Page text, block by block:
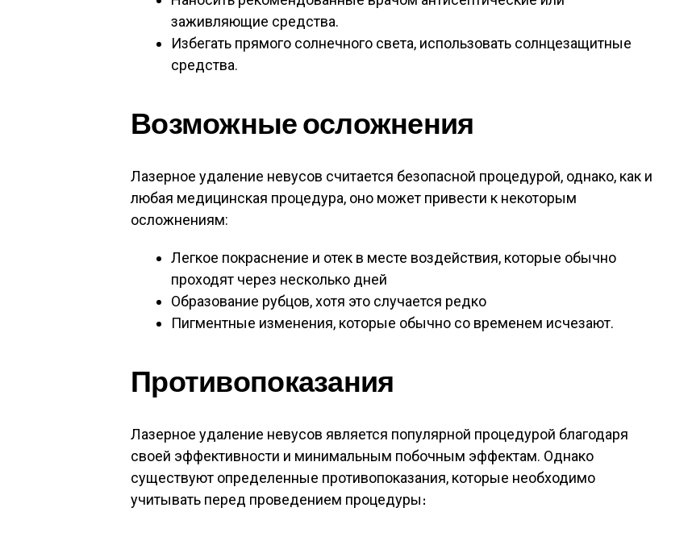
заживляющие средства.
Избегать прямого солнечного света, использовать солнцезащитные
средства.
Возможные осложнения
Лазерное удаление невусов считается безопасной процедурой, однако, как и
любая медицинская процедура, оно может привести к некоторым
осложнениям:
Легкое покраснение и отек в месте воздействия, которые обычно
проходят через несколько дней
Образование рубцов, хотя это случается редко
Пигментные изменения, которые обычно со временем исчезают.
Противопоказания
Лазерное удаление невусов является популярной процедурой благодаря
своей эффективности и минимальным побочным эффектам. Однако
существуют определенные противопоказания, которые необходимо
учитывать перед проведением процедуры։